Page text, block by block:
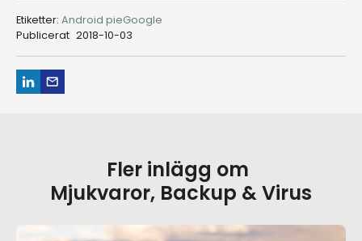
Etiketter: Android pieGoogle
Publicerat 2018-10-03
Fler inlägg om
Mjukvaror, Backup & Virus